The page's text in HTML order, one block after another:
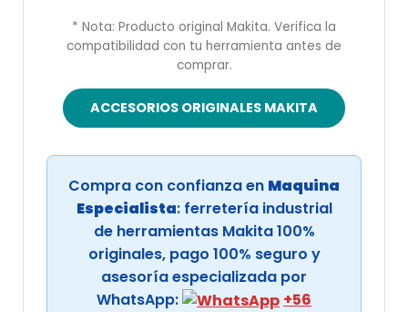
* Nota: Producto original Makita. Verifica la
compatibilidad con tu herramienta antes de
comprar.
ACCESORIOS ORIGINALES MAKITA
Compra con confianza en Maquina
Especialista: ferretería industrial
de herramientas Makita 100%
originales, pago 100% seguro y
asesoría especializada por
WhatsApp:
+56